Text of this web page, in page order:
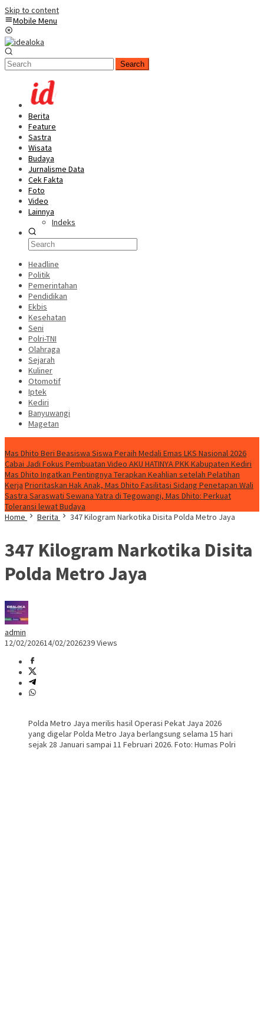
Skip to content
Mobile Menu
Search
Berita
Feature
Sastra
Wisata
Budaya
Jurnalisme Data
Cek Fakta
Foto
Video
Lainnya
Indeks
Headline
Politik
Pemerintahan
Pendidikan
Ekbis
Kesehatan
Seni
Polri-TNI
Olahraga
Sejarah
Kuliner
Otomotif
Iptek
Kediri
Banyuwangi
Magetan
Mas Dhito Beri Beasiswa Siswa Peraih Medali Emas LKS Nasional 2026
Cabai Jadi Fokus Pembuatan Video AKU HATINYA PKK Kabupaten Kediri
Mas Dhito Ingatkan Pentingnya Terapkan Keahlian setelah Pelatihan
Kerja Prioritaskan Hak Anak, Mas Dhito Fasilitasi Sidang Penetapan Wali
Sastra Saraswati Sewana Yatra di Tegowangi, Mas Dhito: Perkuat
Toleransi lewat Budaya
Home
Berita 347 Kilogram Narkotika Disita Polda Metro Jaya
347 Kilogram Narkotika Disita
Polda Metro Jaya
admin
12/02/202614/02/2026239 Views
Polda Metro Jaya merilis hasil Operasi Pekat Jaya 2026
yang digelar Polda Metro Jaya berlangsung selama 15 hari
sejak 28 Januari sampai 11 Februari 2026. Foto: Humas Polri